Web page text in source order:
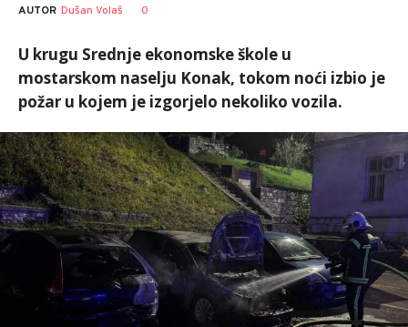
AUTOR Dušan Volaš 0
U krugu Srednje ekonomske škole u
mostarskom naselju Konak, tokom noći izbio je
požar u kojem je izgorjelo nekoliko vozila.